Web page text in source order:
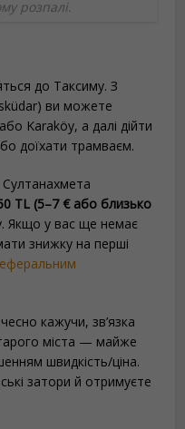
розпалі.
до Таксиму. З
ви можете
Karaköy, а далі дійти
доїхати трамваєм.
Султанахмета
TL (5–7 € або близько
Якщо у вас ще немає
знижку на перші
кажучи, зв’язка
міста — майже
швидкість/ціна.
затори й отримуєте